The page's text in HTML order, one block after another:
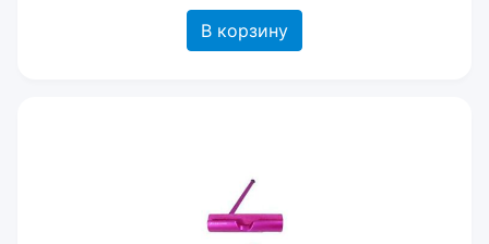
В корзину